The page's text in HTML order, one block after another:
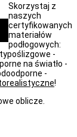
Skorzystaj z
naszych
certyfikowanych
materiałów
podłogowych:
-
na światło -
-
!
oblicze.